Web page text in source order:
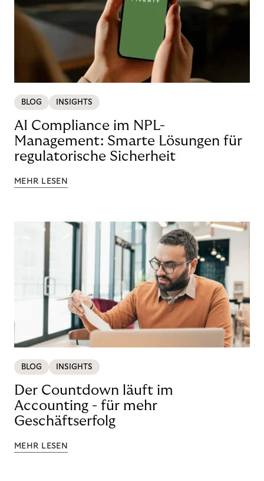
BLOG INSIGHTS
AI Compliance im NPL-
Management: Smarte Lösungen für
regulatorische Sicherheit
MEHR LESEN
BLOG INSIGHTS
Der Countdown läuft im
Accounting - für mehr
Geschäftserfolg
MEHR LESEN